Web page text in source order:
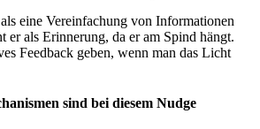
eine Vereinfachung von Informationen
er als Erinnerung, da er am Spind hängt.
Feedback geben, wenn man das Licht
sind bei diesem Nudge